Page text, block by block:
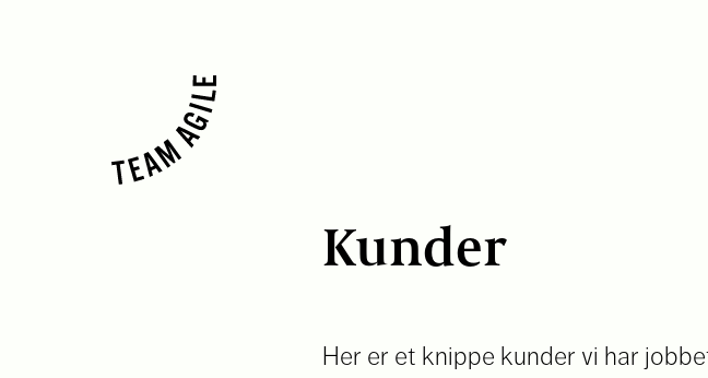
Kunder
Her er et knippe kunder vi har